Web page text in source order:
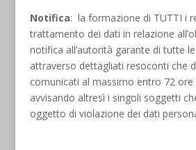
Notifica: la formazione di TUTTI i
trattamento dei dati in relazione
notifica all’autorità garante di tutte
attraverso dettagliati resoconti che
comunicati al massimo entro 72 ore
avvisando altresì i singoli soggetti
oggetto di violazione dei dati